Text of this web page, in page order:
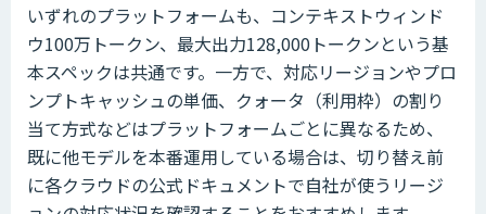
いずれのプラットフォームも、コンテキストウィンド
ウ100万トークン、最大出力128,000トークンという基
本スペックは共通です。一方で、対応リージョンやプロ
ンプトキャッシュの単価、クォータ（利用枠）の割り
当て方式などはプラットフォームごとに異なるため、
既に他モデルを本番運用している場合は、切り替え前
に各クラウドの公式ドキュメントで自社が使うリージ